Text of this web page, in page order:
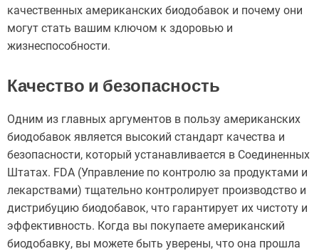
качественных американских биодобавок и почему они
могут стать вашим ключом к здоровью и
жизнеспособности.
Качество и безопасность
Одним из главных аргументов в пользу американских
биодобавок является высокий стандарт качества и
безопасности, который устанавливается в Соединенных
Штатах. FDA (Управление по контролю за продуктами и
лекарствами) тщательно контролирует производство и
дистрибуцию биодобавок, что гарантирует их чистоту и
эффективность. Когда вы покупаете американский
биодобавку, вы можете быть уверены, что она прошла